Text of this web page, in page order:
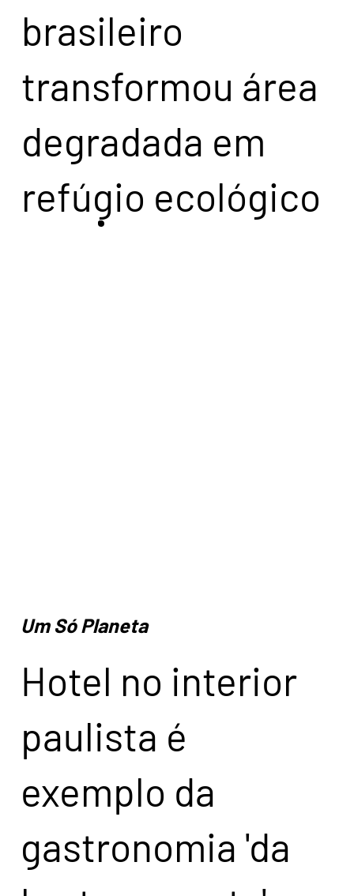
brasileiro
transformou área
degradada em
refúgio ecológico
Um Só Planeta
Hotel no interior
paulista é
exemplo da
gastronomia 'da